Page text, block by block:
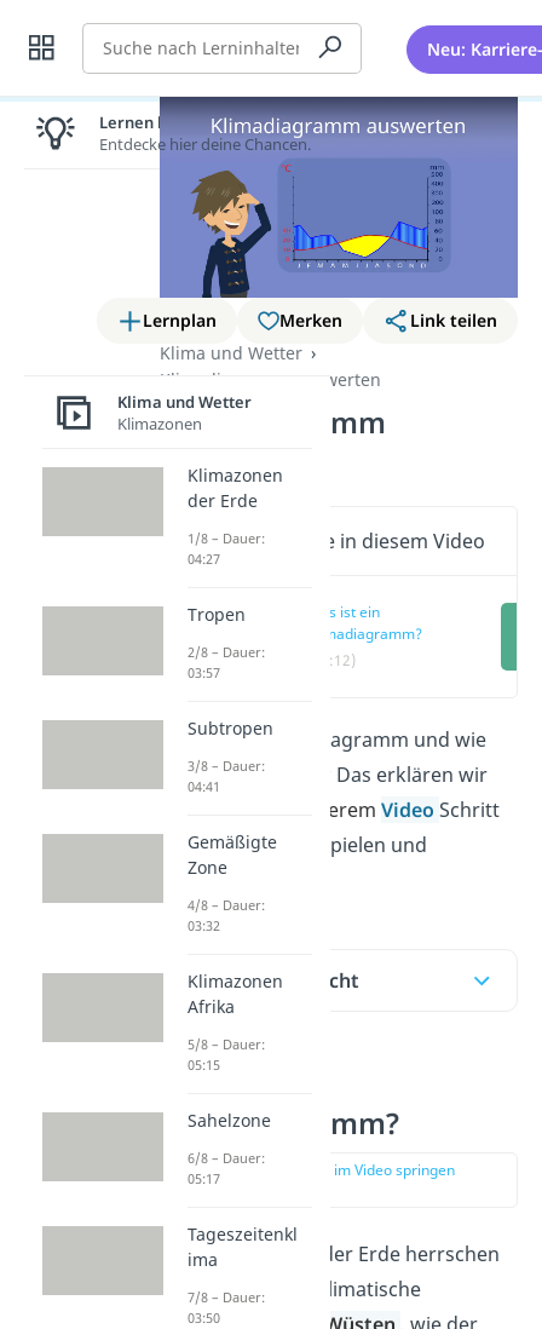
Suche Neu:
Lernplan Merken
Link teilen
Klima und Wetter
Klimadiagramm auswerten
Klimadiagramm
Wichtige Inhalte in diesem Video
Was ist ein
Klimadiagramm?
(00:12)
Was ist ein Klimadiagramm und wie
wertest du es aus? Das erklären wir
und in unseremVideoSchritt
für Schritt mit Beispielen und
Musterlösung.
Inhaltsübersicht
Klimadiagramm?
zur Stelle im Video springen
An jedem Ort auf der Erde herrschen
unterschiedliche klimatische
Lernen lohnt sich!
Entdecke hier deine Chancen.
Klima und Wetter
Klimazonen
Klimazonen
der Erde
1/8 – Dauer:
04:27
Tropen
2/8 – Dauer:
03:57
Subtropen
3/8 – Dauer:
04:41
Gemäßigte
Zone
4/8 – Dauer:
03:32
Klimazonen
Afrika
5/8 – Dauer:
05:15
Sahelzone
6/8 – Dauer:
05:17
Tageszeitenkl
ima
7/8 – Dauer:
03:50